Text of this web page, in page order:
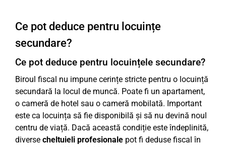
Ce pot deduce pentru locuințe
secundare?
Ce pot deduce pentru locuințele secundare?
Biroul fiscal nu impune cerințe stricte pentru o locuință
secundară la locul de muncă. Poate fi un apartament,
o cameră de hotel sau o cameră mobilată. Important
este ca locuința să fie disponibilă și să nu devină noul
centru de viață. Dacă această condiție este îndeplinită,
diverse cheltuieli profesionale pot fi deduse fiscal în